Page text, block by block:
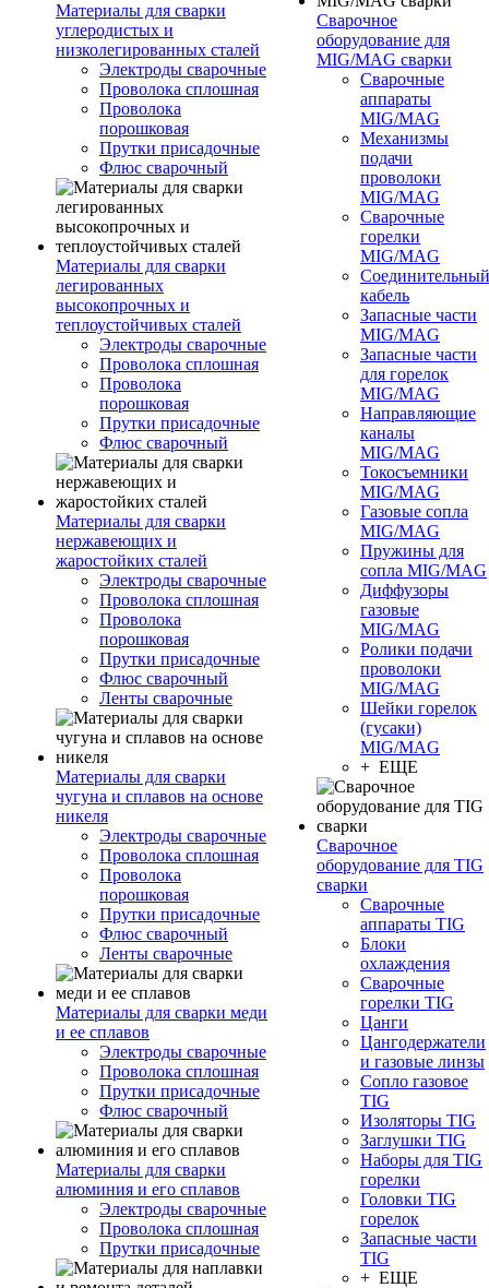
Материалы для сварки
углеродистых и
низколегированных сталей
Электроды сварочные
Проволока сплошная
Проволока
порошковая
Прутки присадочные
Флюс сварочный
Материалы для сварки
легированных
высокопрочных и
теплоустойчивых сталей
Электроды сварочные
Проволока сплошная
Проволока
порошковая
Прутки присадочные
Флюс сварочный
Материалы для сварки
нержавеющих и
жаростойких сталей
Электроды сварочные
Проволока сплошная
Проволока
порошковая
Прутки присадочные
Флюс сварочный
Ленты сварочные
Материалы для сварки
чугуна и сплавов на основе
никеля
Электроды сварочные
Проволока сплошная
Проволока
порошковая
Прутки присадочные
Флюс сварочный
Ленты сварочные
Материалы для сварки меди
и ее сплавов
Электроды сварочные
Проволока сплошная
Прутки присадочные
Флюс сварочный
Материалы для сварки
алюминия и его сплавов
Электроды сварочные
Проволока сплошная
Прутки присадочные
Сварочное
оборудование для
MIG/MAG сварки
Сварочные
аппараты
MIG/MAG
Механизмы
подачи
проволоки
MIG/MAG
Сварочные
горелки
MIG/MAG
Соединительный
кабель
Запасные части
MIG/MAG
Запасные части
для горелок
MIG/MAG
Направляющие
каналы
MIG/MAG
Токосъемники
MIG/MAG
Газовые сопла
MIG/MAG
Пружины для
сопла MIG/MAG
Диффузоры
газовые
MIG/MAG
Ролики подачи
проволоки
MIG/MAG
Шейки горелок
(гусаки)
MIG/MAG
+ ЕЩЕ
Сварочное
оборудование для TIG
сварки
Сварочные
аппараты TIG
Блоки
охлаждения
Сварочные
горелки TIG
Цанги
Цангодержатели
и газовые линзы
Сопло газовое
TIG
Изоляторы TIG
Заглушки TIG
Наборы для TIG
горелки
Головки TIG
горелок
Запасные части
TIG
+ ЕЩЕ